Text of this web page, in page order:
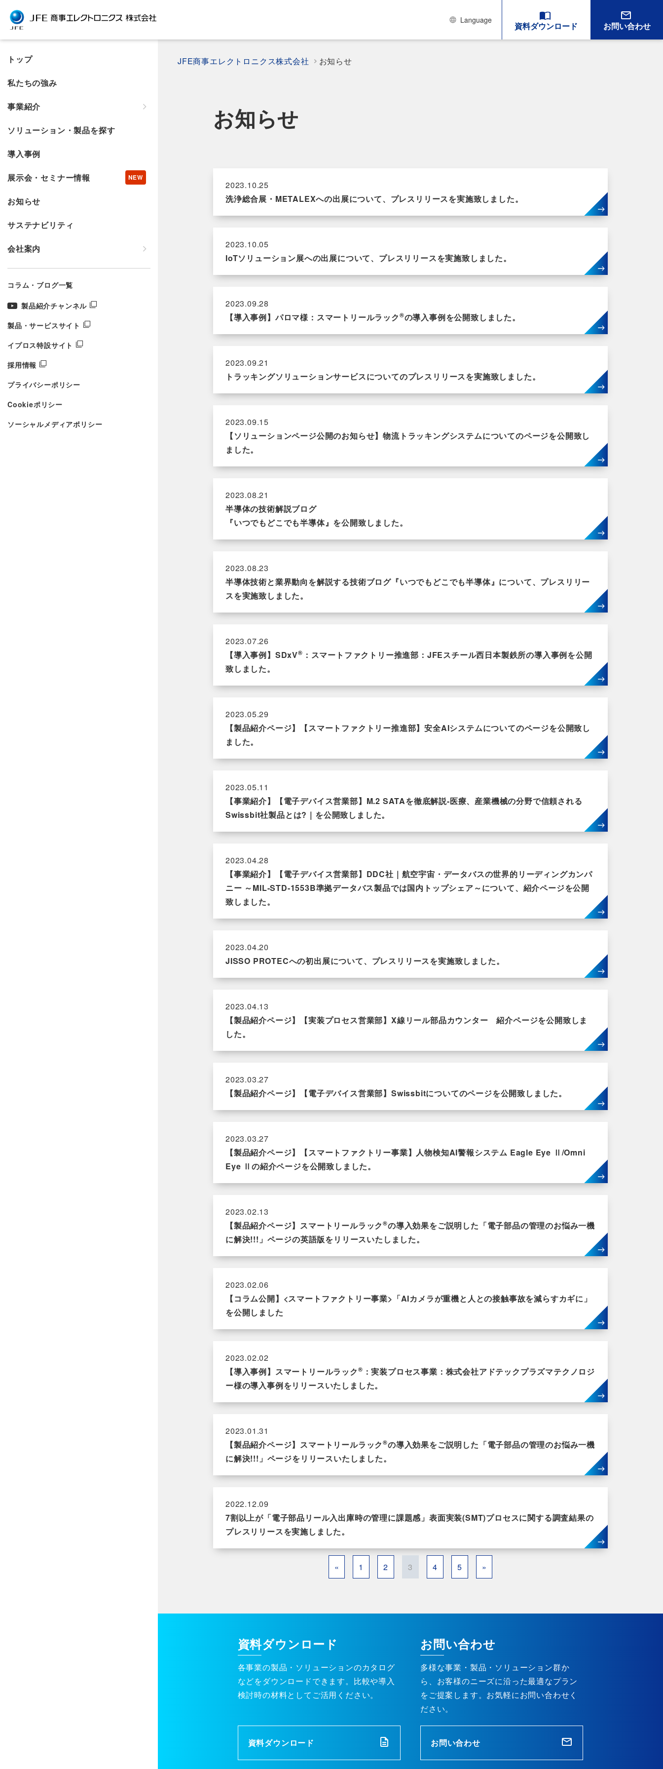
Language
資料ダウンロード お問い合わせ
トップ
私たちの強み
事業紹介
ソリューション・製品を探す
導入事例
展示会・セミナー情報
お知らせ
サステナビリティ
会社案内
コラム・ブログ一覧
製品紹介チャンネル
製品・サービスサイト
イプロス特設サイト
採用情報
プライバシーポリシー
Cookieポリシー
ソーシャルメディアポリシー
JFE商事エレクトロニクス株式会社 お知らせ
お知らせ
2023.10.25
洗浄総合展・METALEXへの出展について、プレスリリースを実施致しました。
2023.10.05
IoTソリューション展への出展について、プレスリリースを実施致しました。
2023.09.28
【導入事例】パロマ様：スマートリールラック®の導入事例を公開致しました。
2023.09.21
トラッキングソリューションサービスについてのプレスリリースを実施致しました。
2023.09.15
【ソリューションページ公開のお知らせ】物流トラッキングシステムについてのページを公開致し
ました。
2023.08.21
半導体の技術解説ブログ
『いつでもどこでも半導体』を公開致しました。
2023.08.23
半導体技術と業界動向を解説する技術ブログ『いつでもどこでも半導体』について、プレスリリー
スを実施致しました。
2023.07.26
【導入事例】SDxV® ：スマートファクトリー推進部：JFEスチール西日本製鉄所の導入事例を公開
致しました。
2023.05.29
【製品紹介ページ】【スマートファクトリー推進部】安全AIシステムについてのページを公開致し
ました。
2023.05.11
【事業紹介】【電子デバイス営業部】M.2 SATAを徹底解説-医療、産業機械の分野で信頼される
Swissbit社製品とは?｜を公開致しました。
2023.04.28
【事業紹介】【電子デバイス営業部】DDC社｜航空宇宙・データバスの世界的リーディングカンパ
ニー ～MIL-STD-1553B準拠データバス製品では国内トップシェア～について、紹介ページを公開
致しました。
2023.04.20
JISSO PROTECへの初出展について、プレスリリースを実施致しました。
2023.04.13
【製品紹介ページ】【実装プロセス営業部】X線リール部品カウンター 紹介ページを公開致しま
した。
2023.03.27
【製品紹介ページ】【電子デバイス営業部】Swissbitについてのページを公開致しました。
2023.03.27
【製品紹介ページ】【スマートファクトリー事業】人物検知AI警報システム Eagle Eye Ⅱ/Omni
Eye Ⅱの紹介ページを公開致しました。
2023.02.13
【製品紹介ページ】スマートリールラック®の導入効果をご説明した「電子部品の管理のお悩み一機
に解決!!!」ページの英語版をリリースいたしました。
2023.02.06
【コラム公開】<スマートファクトリー事業>「AIカメラが重機と人との接触事故を減らすカギに」
を公開しました
2023.02.02
【導入事例】スマートリールラック® ：実装プロセス事業：株式会社アドテックプラズマテクノロジ
ー様の導入事例をリリースいたしました。
2023.01.31
【製品紹介ページ】スマートリールラック®の導入効果をご説明した「電子部品の管理のお悩み一機
に解決!!!」ページをリリースいたしました。
2022.12.09
7割以上が「電子部品リール入出庫時の管理に課題感」表面実装(SMT)プロセスに関する調査結果の
プレスリリースを実施しました。
« 1 2 3 4 5 »
資料ダウンロード
各事業の製品・ソリューションのカタログ
などをダウンロードできます。比較や導入
検討時の材料としてご活用ください。
資料ダウンロード
お問い合わせ
多様な事業・製品・ソリューション群か
ら、お客様のニーズに沿った最適なプラン
をご提案します。お気軽にお問い合わせく
ださい。
お問い合わせ